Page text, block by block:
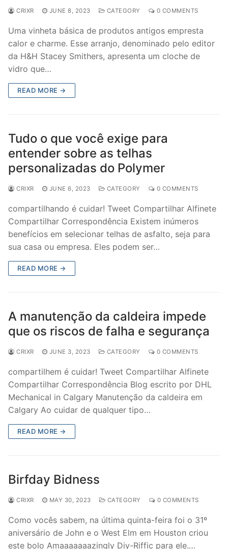
CRIXR JUNE 8, 2023 CATEGORY 0 COMMENTS
Uma vinheta básica de produtos antigos empresta
calor e charme. Esse arranjo, denominado pelo editor
da H&H Stacey Smithers, apresenta um cloche de
vidro que…
READ MORE →
Tudo o que você exige para
entender sobre as telhas
personalizadas do Polymer
CRIXR JUNE 6, 2023 CATEGORY 0 COMMENTS
compartilhando é cuidar! Tweet Compartilhar Alfinete
Compartilhar Correspondência Existem inúmeros
benefícios em selecionar telhas de asfalto, seja para
sua casa ou empresa. Eles podem ser…
READ MORE →
A manutenção da caldeira impede
que os riscos de falha e segurança
CRIXR JUNE 3, 2023 CATEGORY 0 COMMENTS
compartilhem é cuidar! Tweet Compartilhar Alfinete
Compartilhar Correspondência Blog escrito por DHL
Mechanical in Calgary Manutenção da caldeira em
Calgary Ao cuidar de qualquer tipo…
READ MORE →
Birfday Bidness
CRIXR MAY 30, 2023 CATEGORY 0 COMMENTS
Como vocês sabem, na última quinta-feira foi o 31º
aniversário de John e o West Elm em Houston criou
este bolo Amaaaaaaazingly Diy-Riffic para ele.…